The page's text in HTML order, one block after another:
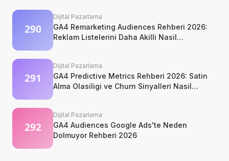
Dijital Pazarlama
GA4 Remarketing Audiences Rehberi 2026:
Reklam Listelerini Daha Akilli Nasil
Dijital Pazarlama
GA4 Predictive Metrics Rehberi 2026: Satin
Alma Olasiligi ve Churn Sinyalleri Nasil
Dijital Pazarlama
GA4 Audiences Google Ads'te Neden
Dolmuyor Rehberi 2026